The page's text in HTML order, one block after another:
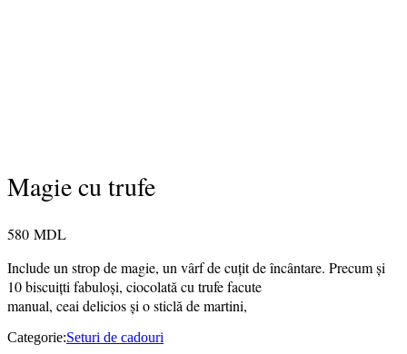
Magie cu trufe
580 MDL
Include un strop de magie, un vârf de cuţit de încântare. Precum și
10 biscuițti fabuloși, ciocolată cu trufe facute
manual, ceai delicios și o sticlă de martini,
Categorie:Seturi de cadouri